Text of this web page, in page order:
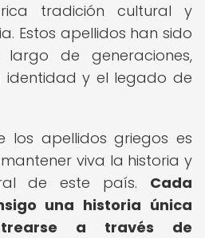
tradición cultural y
Estos apellidos han sido
de generaciones,
identidad y el legado de
los apellidos griegos es
viva la historia y
de este país. Cada
una historia única
a través de